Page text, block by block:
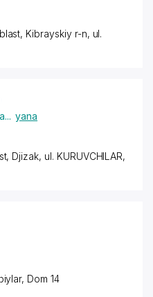
Kibrayskiy r-n, ul.
... yana
Djizak, ul. KURUVCHILAR,
Dom 14